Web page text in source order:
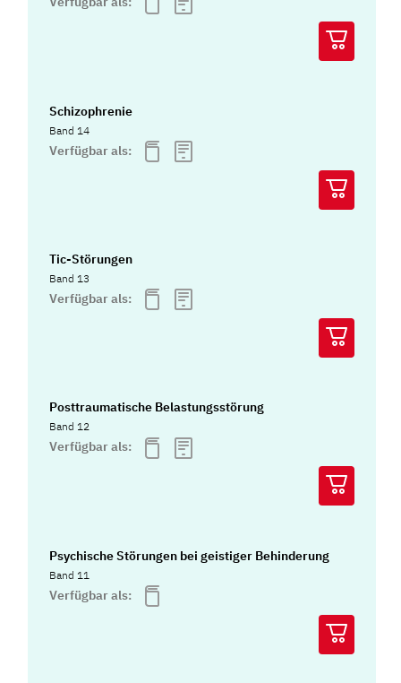
Schizophrenie
Band 14
Verfügbar als:
Tic-Störungen
Band 13
Verfügbar als:
Posttraumatische Belastungsstörung
Band 12
Verfügbar als:
Psychische Störungen bei geistiger Behinderung
Band 11
Verfügbar als: